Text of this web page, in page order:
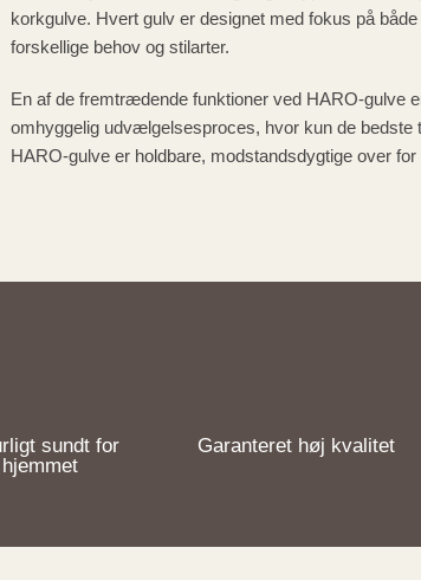
forskellige behov og stilarter.
omhyggelig udvælgelsesproces, hvor kun de bedste
HARO-gulve er holdbare, modstandsdygtige over
hjemmet